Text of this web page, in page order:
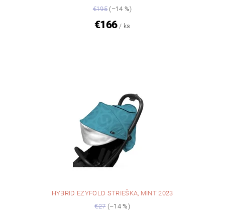
€195 (–14 %)
€166 / ks
HYBRID EZYFOLD STRIEŠKA, MINT 2023
€27(–14 %)